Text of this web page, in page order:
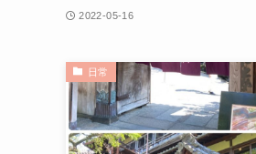
2022-05-16
日常